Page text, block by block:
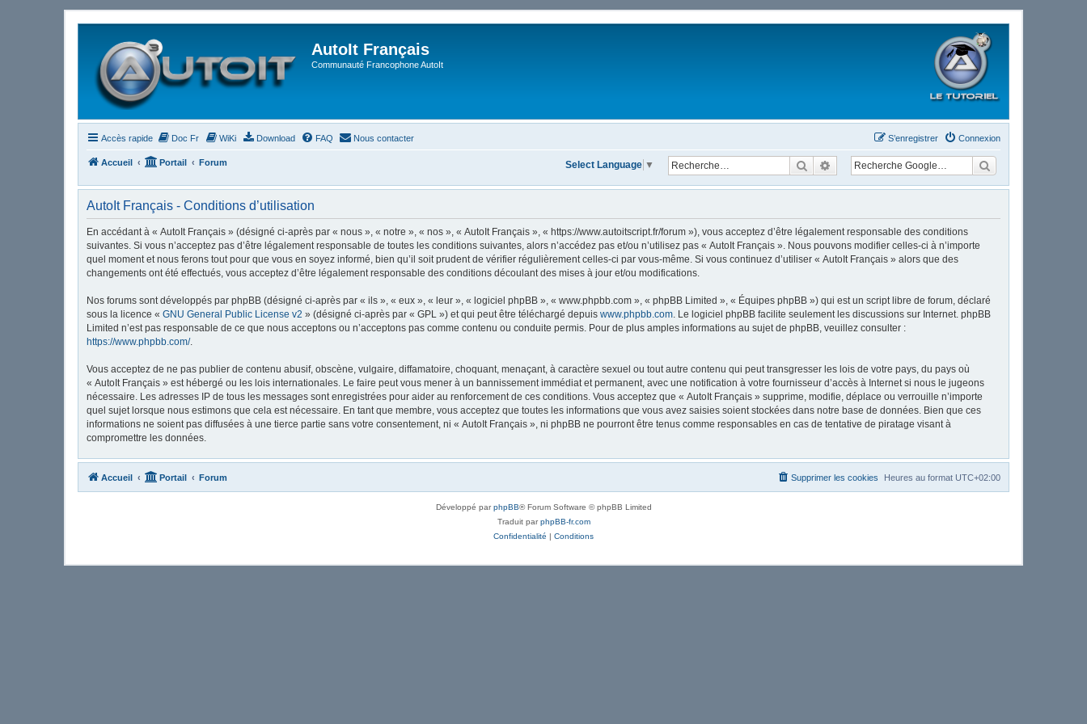
AutoIt Français
Communauté Francophone AutoIt
Accès rapide Doc Fr WiKi Download FAQ Nous contacter Connexion
S’enregistrer
Accueil Portail Forum RechercherRecherche avancée
Select Language ▼
AutoIt Français - Conditions d’utilisation
En accédant à « AutoIt Français » (désigné ci-après par « nous », « notre », « nos », « AutoIt Français », « https://www.autoitscript.fr/forum »), vous acceptez d’être légalement responsable des conditions
suivantes. Si vous n’acceptez pas d’être légalement responsable de toutes les conditions suivantes, alors n’accédez pas et/ou n’utilisez pas « AutoIt Français ». Nous pouvons modifier celles-ci à n’importe
quel moment et nous ferons tout pour que vous en soyez informé, bien qu’il soit prudent de vérifier régulièrement celles-ci par vous-même. Si vous continuez d’utiliser « AutoIt Français » alors que des
changements ont été effectués, vous acceptez d’être légalement responsable des conditions découlant des mises à jour et/ou modifications.
Nos forums sont développés par phpBB (désigné ci-après par « ils », « eux », « leur », « logiciel phpBB », « www.phpbb.com », « phpBB Limited », « Équipes phpBB ») qui est un script libre de forum, déclaré
sous la licence « GNU General Public License v2 » (désigné ci-après par « GPL ») et qui peut être téléchargé depuis www.phpbb.com. Le logiciel phpBB facilite seulement les discussions sur Internet. phpBB
Limited n’est pas responsable de ce que nous acceptons ou n’acceptons pas comme contenu ou conduite permis. Pour de plus amples informations au sujet de phpBB, veuillez consulter :
https://www.phpbb.com/.
Vous acceptez de ne pas publier de contenu abusif, obscène, vulgaire, diffamatoire, choquant, menaçant, à caractère sexuel ou tout autre contenu qui peut transgresser les lois de votre pays, du pays où
« AutoIt Français » est hébergé ou les lois internationales. Le faire peut vous mener à un bannissement immédiat et permanent, avec une notification à votre fournisseur d’accès à Internet si nous le jugeons
nécessaire. Les adresses IP de tous les messages sont enregistrées pour aider au renforcement de ces conditions. Vous acceptez que « AutoIt Français » supprime, modifie, déplace ou verrouille n’importe
quel sujet lorsque nous estimons que cela est nécessaire. En tant que membre, vous acceptez que toutes les informations que vous avez saisies soient stockées dans notre base de données. Bien que ces
informations ne soient pas diffusées à une tierce partie sans votre consentement, ni « AutoIt Français », ni phpBB ne pourront être tenus comme responsables en cas de tentative de piratage visant à
compromettre les données.
Accueil Portail Forum Heures au format UTC+02:00
Supprimer les cookies
Développé parphpBB® Forum Software © phpBB Limited
Traduit parphpBB-fr.com
Confidentialité | Conditions